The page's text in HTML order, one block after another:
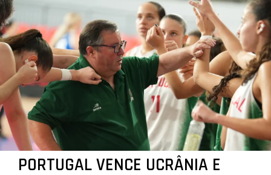
PORTUGAL VENCE UCRÂNIA E